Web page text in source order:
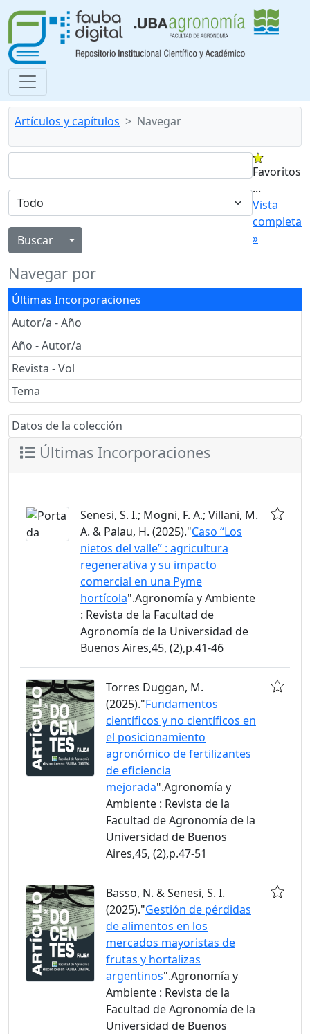
Artículos y capítulos Navegar
Alternar menú desplegable
Favoritos
...
Vista
completa
»
Navegar por
Últimas Incorporaciones
Autor/a - Año
Año - Autor/a
Revista - Vol
Tema
Datos de la colección
Últimas Incorporaciones
Senesi, S. I.; Mogni, F. A.; Villani, M.
A. & Palau, H. (2025)."Caso “Los
nietos del valle” : agricultura
regenerativa y su impacto
comercial en una Pyme
hortícola".Agronomía y Ambiente
: Revista de la Facultad de
Agronomía de la Universidad de
Buenos Aires,45, (2),p.41-46
Torres Duggan, M.
(2025)."Fundamentos
científicos y no científicos en
el posicionamiento
agronómico de fertilizantes
de eficiencia
mejorada".Agronomía y
Ambiente : Revista de la
Facultad de Agronomía de la
Universidad de Buenos
Aires,45, (2),p.47-51
Basso, N. & Senesi, S. I.
(2025)."Gestión de pérdidas
de alimentos en los
mercados mayoristas de
frutas y hortalizas
argentinos".Agronomía y
Ambiente : Revista de la
Facultad de Agronomía de la
Universidad de Buenos